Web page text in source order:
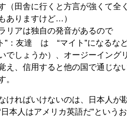
（田舎に行くと方言が強くて全
ありますけど…）
リアは独自の発音があるので
ト”：友達 は “マイト”になるな
でしょうか）、オージーイング
え、信用すると他の国で通じな
。
ければいけないのは、日本人が
本人はアメリカ英語だ”というお